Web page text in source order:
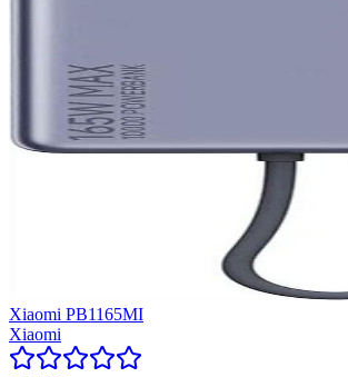
Xiaomi PB1165MI
Xiaomi